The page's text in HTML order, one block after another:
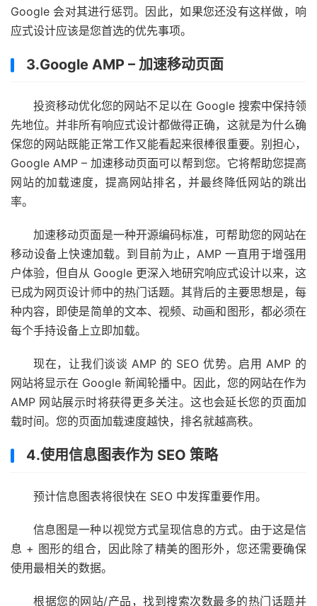
Google 会对其进行惩罚。因此，如果您还没有这样做，响
应式设计应该是您首选的优先事项。
3.Google AMP – 加速移动页面
投资移动优化您的网站不足以在 Google 搜索中保持领
先地位。并非所有响应式设计都做得正确，这就是为什么确
保您的网站既能正常工作又能看起来很棒很重要。别担心，
Google AMP – 加速移动页面可以帮到您。它将帮助您提高
网站的加载速度，提高网站排名，并最终降低网站的跳出
率。
加速移动页面是一种开源编码标准，可帮助您的网站在
移动设备上快速加载。到目前为止，AMP 一直用于增强用
户体验，但自从 Google 更深入地研究响应式设计以来，这
已成为网页设计师中的热门话题。其背后的主要思想是，每
种内容，即使是简单的文本、视频、动画和图形，都必须在
每个手持设备上立即加载。
现在，让我们谈谈 AMP 的 SEO 优势。启用 AMP 的
网站将显示在 Google 新闻轮播中。因此，您的网站在作为
AMP 网站展示时将获得更多关注。这也会延长您的页面加
载时间。您的页面加载速度越快，排名就越高秩。
4.使用信息图表作为 SEO 策略
预计信息图表将很快在 SEO 中发挥重要作用。
信息图是一种以视觉方式呈现信息的方式。由于这是信
息 + 图形的组合，因此除了精美的图形外，您还需要确保
使用最相关的数据。
根据您的网站/产品，找到搜索次数最多的热门话题并